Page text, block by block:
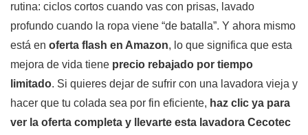
rutina: ciclos cortos cuando vas con prisas, lavado
profundo cuando la ropa viene “de batalla”. Y ahora mismo
está en oferta flash en Amazon, lo que significa que esta
mejora de vida tiene precio rebajado por tiempo
limitado. Si quieres dejar de sufrir con una lavadora vieja y
hacer que tu colada sea por fin eficiente, haz clic ya para
ver la oferta completa y llevarte esta lavadora Cecotec